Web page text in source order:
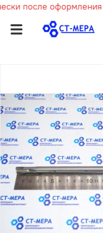
после оформления